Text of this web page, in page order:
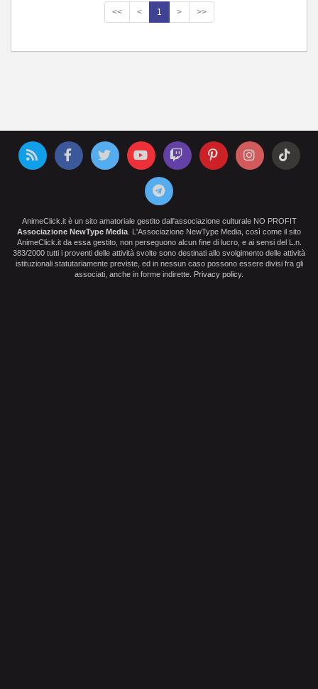
<< < 1 > >>
AnimeClick.it è un sito amatoriale gestito dall'associazione culturale NO PROFIT
Associazione NewType Media . L'Associazione NewType Media, così come il sito
AnimeClick.it da essa gestito, non perseguono alcun fine di lucro, e ai sensi del L.n.
383/2000 tutti i proventi delle attività svolte sono destinati allo svolgimento delle attività
istituzionali statutariamente previste, ed in nessun caso possono essere divisi fra gli
associati, anche in forme indirette. Privacy policy.